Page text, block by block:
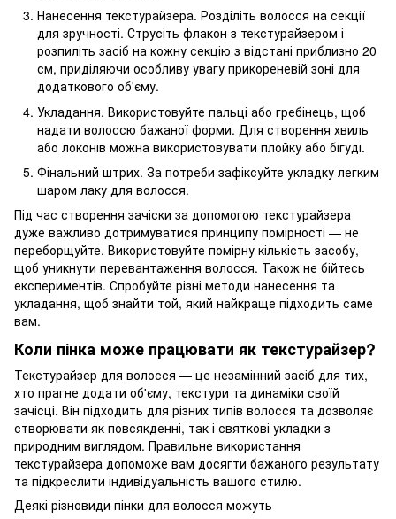
Нанесення текстурайзера. Розділіть волосся на секції
для зручності. Струсіть флакон з текстурайзером і
розпиліть засіб на кожну секцію з відстані приблизно 20
см, приділяючи особливу увагу прикореневій зоні для
додаткового об'єму.
Укладання. Використовуйте пальці або гребінець, щоб
надати волоссю бажаної форми. Для створення хвиль
або локонів можна використовувати плойку або бігуді.
Фінальний штрих. За потреби зафіксуйте укладку легким
шаром лаку для волосся.
Під час створення зачіски за допомогою текстурайзера
дуже важливо дотримуватися принципу помірності — не
переборщуйте. Використовуйте помірну кількість засобу,
щоб уникнути перевантаження волосся. Також не бійтесь
експериментів. Спробуйте різні методи нанесення та
укладання, щоб знайти той, який найкраще підходить саме
вам.
Коли пінка може працювати як текстурайзер?
Текстурайзер для волосся — це незамінний засіб для тих,
хто прагне додати об'єму, текстури та динаміки своїй
зачісці. Він підходить для різних типів волосся та дозволяє
створювати як повсякденні, так і святкові укладки з
природним виглядом. Правильне використання
текстурайзера допоможе вам досягти бажаного результату
та підкреслити індивідуальність вашого стилю.
Деякі різновиди пінки для волосся можуть